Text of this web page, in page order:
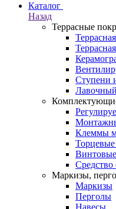
Каталог
Назад
Террасные
Ступени
Клеммы
Средство
Маркизы,
Маркизы
Перголы
Навесы